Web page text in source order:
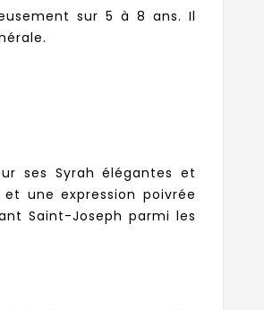
sur 5 à 8 ans. Il
ses Syrah élégantes et
une expression poivrée
Saint-Joseph parmi les